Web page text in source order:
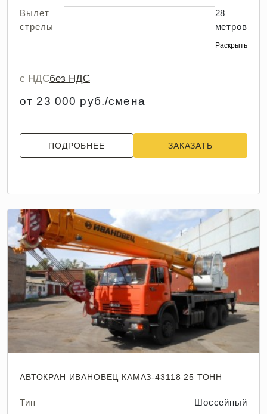
Вылет
стрелы
28
метров
Раскрыть
с НДСбез НДС
от 23 000 руб./смена
ПОДРОБНЕЕ ЗАКАЗАТЬ
АВТОКРАН ИВАНОВЕЦ КАМАЗ-43118 25 ТОНН
Тип
Шоссейный